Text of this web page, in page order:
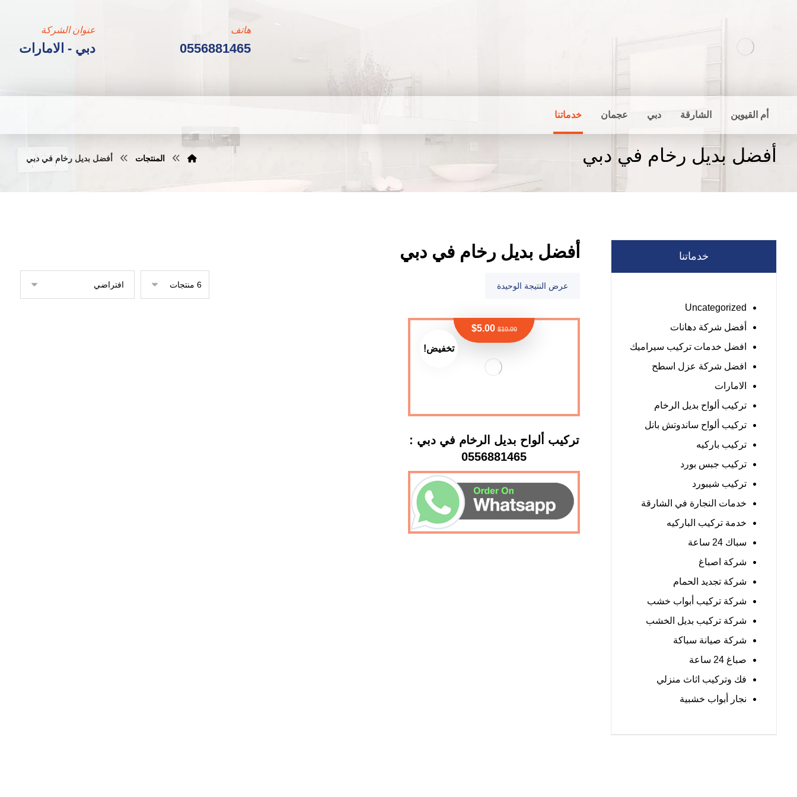
عنوان الشركة
دبي - الامارات
هاتف
0556881465
أم القيوين الشارقة دبي عجمان خدماتنا
أفضل بديل رخام في دبي المنتجات أفضل بديل رخام في دبي
أفضل بديل رخام في دبي
عرض النتيجة الوحيدة
تخفيض!
تركيب ألواح بديل الرخام في دبي :
0556881465
$10.00
$5.00
خدماتنا
Uncategorized
أفضل شركة دهانات
افضل خدمات تركيب سيراميك
افضل شركة عزل اسطح
الامارات
تركيب ألواح بديل الرخام
تركيب ألواح ساندوتش بانل
تركيب باركيه
تركيب جبس بورد
تركيب شيبورد
خدمات النجارة في الشارقة
خدمة تركيب الباركيه
سباك 24 ساعة
شركة اصباغ
شركة تجديد الحمام
شركة تركيب أبواب خشب
شركة تركيب بديل الخشب
شركة صيانة سباكة
صباغ 24 ساعة
فك وتركيب اثاث منزلي
نجار أبواب خشبية